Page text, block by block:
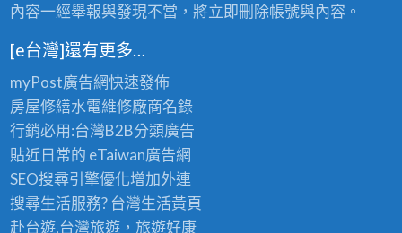
內容一經舉報與發現不當，將立即刪除帳號與內容。
[e台灣]還有更多…
myPost廣告網快速發佈
房屋修繕水電維修廠商名錄
行銷必用:台灣B2B分類廣告
貼近日常的 eTaiwan廣告網
SEO搜尋引擎優化增加外連
搜尋生活服務? 台灣生活黃頁
赴台遊,台灣旅遊，旅遊好康